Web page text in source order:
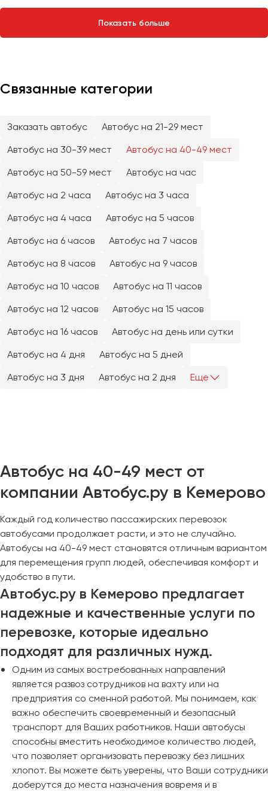
Показать больше
Связанные категории
Заказать автобус
Автобус на 21-29 мест
Автобус на 30-39 мест
Автобус на 40-49 мест
Автобус на 50-59 мест
Автобус на час
Автобус на 2 часа
Автобус на 3 часа
Автобус на 4 часа
Автобус на 5 часов
Автобус на 6 часов
Автобус на 7 часов
Автобус на 8 часов
Автобус на 9 часов
Автобус на 10 часов
Автобус на 11 часов
Автобус на 12 часов
Автобус на 15 часов
Автобус на 16 часов
Автобус на день или сутки
Автобус на 4 дня
Автобус на 5 дней
Автобус на 3 дня
Автобус на 2 дня Еще
Автобус на 40-49 мест от
компании Автобус.ру в Кемерово
Каждый год количество пассажирских перевозок
автобусами продолжает расти, и это не случайно.
Автобусы на 40-49 мест становятся отличным вариантом
для перемещения групп людей, обеспечивая комфорт и
удобство в пути.
Автобус.ру в Кемерово предлагает
надежные и качественные услуги по
перевозке, которые идеально
подходят для различных нужд.
Одним из самых востребованных направлений
является развоз сотрудников на вахту или на
предприятия со сменной работой. Мы понимаем, как
важно обеспечить своевременный и безопасный
транспорт для Ваших работников. Наши автобусы
способны вместить необходимое количество людей,
что позволяет организовать перевозку без лишних
хлопот. Вы можете быть уверены, что Ваши сотрудники
доберутся до места назначения вовремя и в
Тула
Улан-Удэ
Ульяновск
Феодосия
Чебоксары
Череповец
Чита
Ялта
Ярославль